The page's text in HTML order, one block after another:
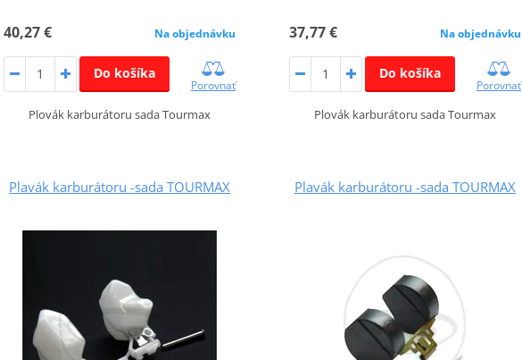
40,27 € Na objednávku
Do košíka
Porovnať
Plovák karburátoru sada Tourmax
37,77 € Na objednávku
Do košíka
Porovnať
Plovák karburátoru sada Tourmax
Plavák karburátoru -sada TOURMAX Plavák karburátoru -sada TOURMAX